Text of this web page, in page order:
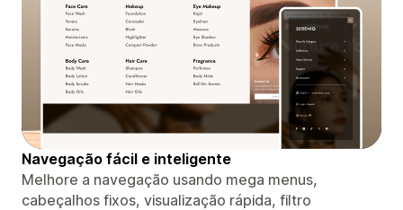
Navegação fácil e inteligente
Melhore a navegação usando mega menus,
cabeçalhos fixos, visualização rápida, filtro